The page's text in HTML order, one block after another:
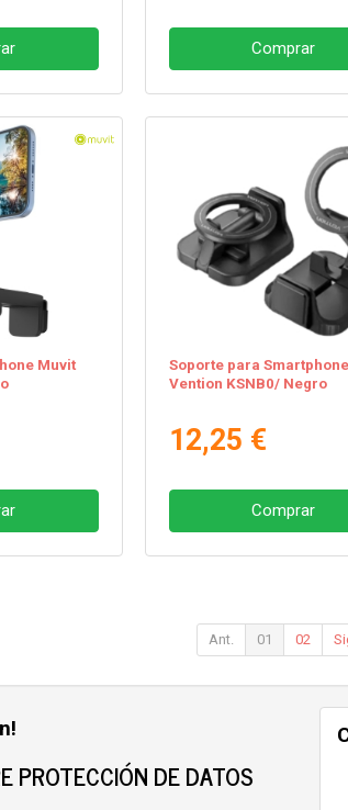
Comprar
Muvit
Soporte para Smartphone
Vention KSNB0/ Negro
12,25 €
Comprar
Ant. 01 02
PROTECCIÓN DE DATOS